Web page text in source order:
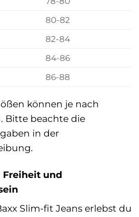
80-82
82-84
84-86
86-88
können je nach
Bitte beachte die
in der
Freiheit und
Slim-fit Jeans erlebst du